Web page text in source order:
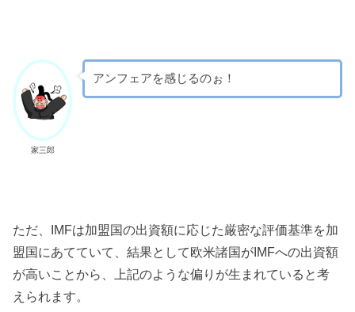
家三郎
アンフェアを感じるのぉ！
ただ、IMFは加盟国の出資額に応じた厳密な評価基準を加
盟国にあてていて、結果として欧米諸国がIMFへの出資額
が高いことから、上記のような偏りが生まれていると考
えられます。